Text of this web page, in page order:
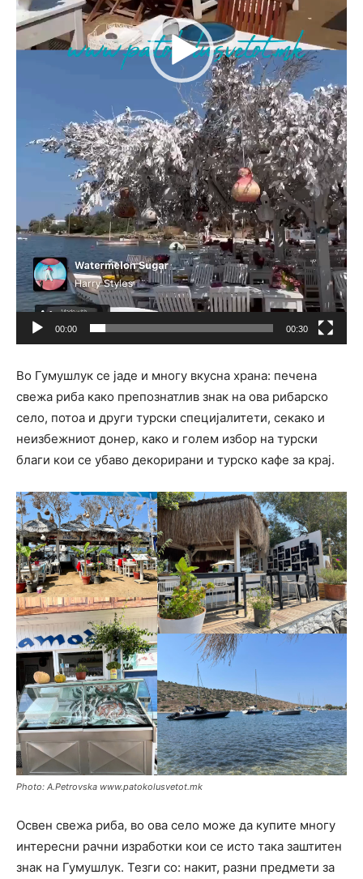
00:00 00:30
Во Гумушлук се јаде и многу вкусна храна: печена
свежа риба како препознатлив знак на ова рибарско
село, потоа и други турски специјалитети, секако и
неизбежниот донер, како и голем избор на турски
благи кои се убаво декорирани и турско кафе за крај.
Photo: A.Petrovska www.patokolusvetot.mk
Освен свежа риба, во ова село може да купите многу
интересни рачни изработки кои се исто така заштитен
знак на Гумушлук. Тезги со: накит, разни предмети за